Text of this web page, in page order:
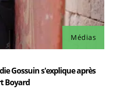
Médias
Gossuin s'explique après
Boyard